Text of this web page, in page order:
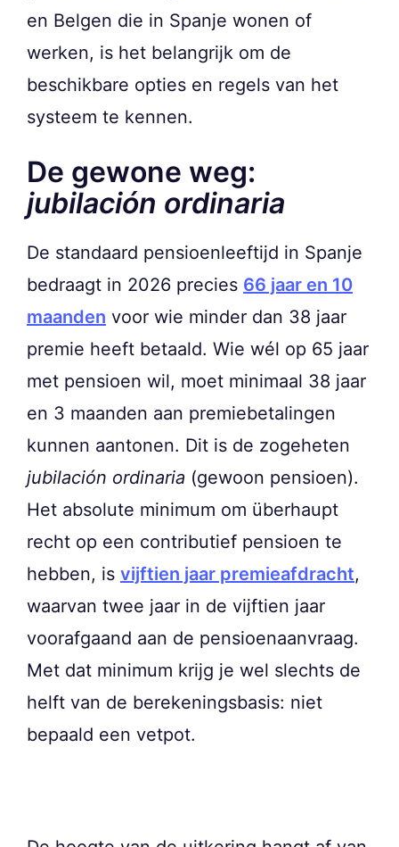
en Belgen die in Spanje wonen of
werken, is het belangrijk om de
beschikbare opties en regels van het
systeem te kennen.
De gewone weg:
jubilación ordinaria
De standaard pensioenleeftijd in Spanje
bedraagt in 2026 precies 66 jaar en 10
maanden voor wie minder dan 38 jaar
premie heeft betaald. Wie wél op 65 jaar
met pensioen wil, moet minimaal 38 jaar
en 3 maanden aan premiebetalingen
kunnen aantonen. Dit is de zogeheten
jubilación ordinaria (gewoon pensioen).
Het absolute minimum om überhaupt
recht op een contributief pensioen te
hebben, is vijftien jaar premieafdracht,
waarvan twee jaar in de vijftien jaar
voorafgaand aan de pensioenaanvraag.
Met dat minimum krijg je wel slechts de
helft van de berekeningsbasis: niet
bepaald een vetpot.